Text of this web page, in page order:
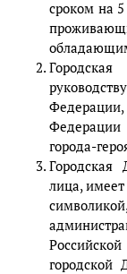
сроком на
города-
Городская
лица,
городской